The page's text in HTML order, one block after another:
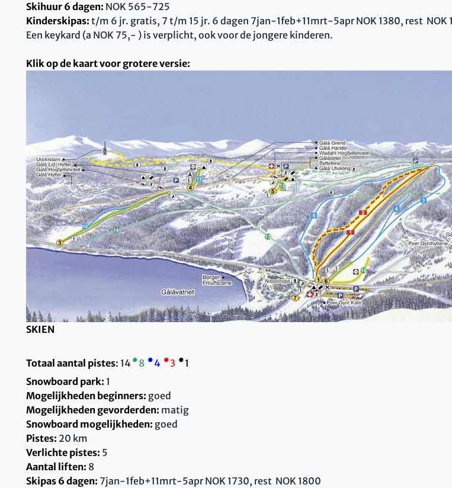
Skihuur 6 dagen: NOK 565-725
Kinderskipas: t/m 6 jr. gratis, 7 t/m 15 jr. 6 dagen 7jan-1feb+11mrt-5apr NOK 1380, rest NOK
Een keykard (a NOK 75,- ) is verplicht, ook voor de jongere kinderen.
Klik op de kaart voor grotere versie:
SKIEN
Totaal aantal pistes: 14 •8 •4 •3 •1
Snowboard park: 1
Mogelijkheden beginners: goed
Mogelijkheden gevorderden: matig
Snowboard mogelijkheden: goed
Pistes: 20 km
Verlichte pistes: 5
Aantal liften: 8
Skipas 6 dagen: 7jan-1feb+11mrt-5apr NOK 1730, rest NOK 1800